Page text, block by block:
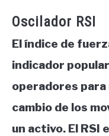
Oscilador RSI
El índice de
indicador
operadores para
cambio de los
un activo. El RSI